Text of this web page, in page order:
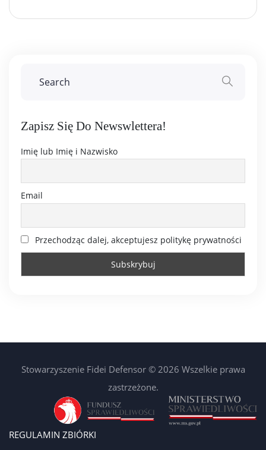
Zapisz Się Do Newswlettera!
Imię lub Imię i Nazwisko
Email
Przechodząc dalej, akceptujesz politykę prywatności
Stowarzyszenie Fidei Defensor © 2026 Wszelkie prawa
zastrzeżone.
REGULAMIN ZBIÓRKI